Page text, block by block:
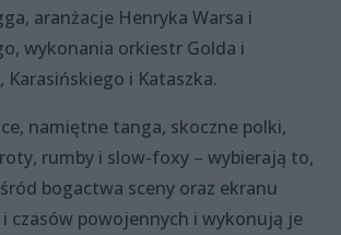
aranżacje Henryka Warsa i
wykonania orkiestr Golda i
Karasińskiego i Kataszka.
namiętne tanga, skoczne polki,
rumby i slow-foxy – wybierają to,
bogactwa sceny oraz ekranu
czasów powojennych i wykonują je